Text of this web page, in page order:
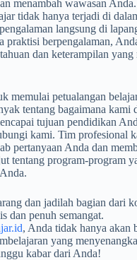
menambah wawasan
tidak hanya terjadi di
langsung di
praktisi berpengalaman,
dan keterampilan yang
memulai petualangan
tentang bagaimana kami
tujuan pendidikan
kami. Tim profesional
pertanyaan Anda dan
tentang program-program
dan jadilah bagian dari
dan penuh semangat.
, Anda tidak hanya akan
yang
kabar dari Anda!